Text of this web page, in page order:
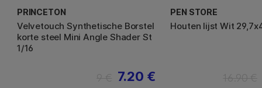
PRINCETON
Velvetouch Synthetische Borstel
korte steel Mini Angle Shader St
1/16
7.20 €
PEN STORE
Houten lijst Wit